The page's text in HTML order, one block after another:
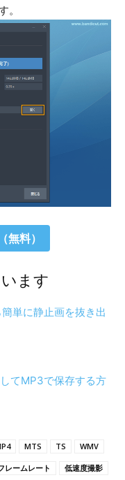
。
無料）
ます
単に静止画を抜き出
てMP3で保存する方
MTS TS WMV
レームレート 低速度撮影